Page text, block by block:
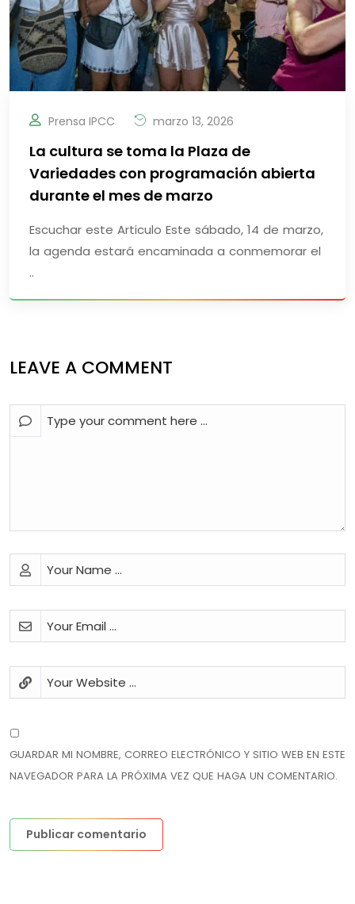
Prensa IPCC marzo 13, 2026
La cultura se toma la Plaza de
Variedades con programación abierta
durante el mes de marzo
Escuchar este Articulo Este sábado, 14 de marzo,
la agenda estará encaminada a conmemorar el
..
LEAVE A COMMENT
GUARDAR MI NOMBRE, CORREO ELECTRÓNICO Y SITIO WEB EN ESTE
NAVEGADOR PARA LA PRÓXIMA VEZ QUE HAGA UN COMENTARIO.